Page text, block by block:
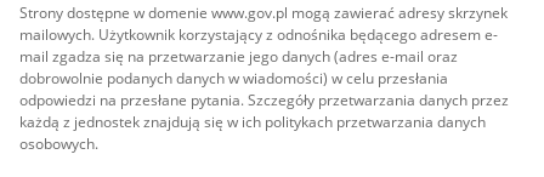
Strony dostępne w domenie www.gov.pl mogą zawierać adresy skrzynek
mailowych. Użytkownik korzystający z odnośnika będącego adresem e-
mail zgadza się na przetwarzanie jego danych (adres e-mail oraz
dobrowolnie podanych danych w wiadomości) w celu przesłania
odpowiedzi na przesłane pytania. Szczegóły przetwarzania danych przez
każdą z jednostek znajdują się w ich politykach przetwarzania danych
osobowych.